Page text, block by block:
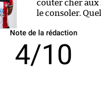
coûter cher aux
le consoler.
Note de la rédaction
4/10